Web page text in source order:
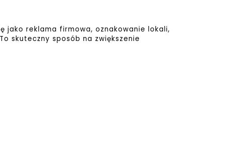
jako reklama firmowa, oznakowanie lokali,
skuteczny sposób na zwiększenie